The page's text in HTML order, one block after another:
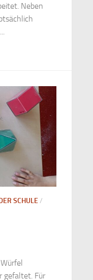
Neben
SCHULE/
gefaltet. Für